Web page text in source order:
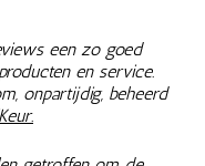
een zo goed
en service.
onpartijdig, beheerd